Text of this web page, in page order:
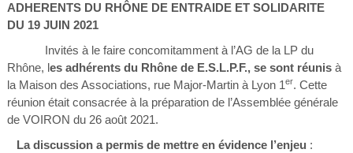
ADHERENTS DU RHÔNE DE ENTRAIDE ET SOLIDARITE
DU 19 JUIN 2021
Invités à le faire concomitamment à l’AG de la LP du
Rhône, les adhérents du Rhône de E.S.L.P.F., se sont réunisà
la Maison des Associations, rue Major-Martin à Lyon 1er. Cette
réunion était consacrée à la préparation de l’Assemblée générale
de VOIRON du 26 août 2021.
La discussion a permis de mettre en évidence l’enjeu :